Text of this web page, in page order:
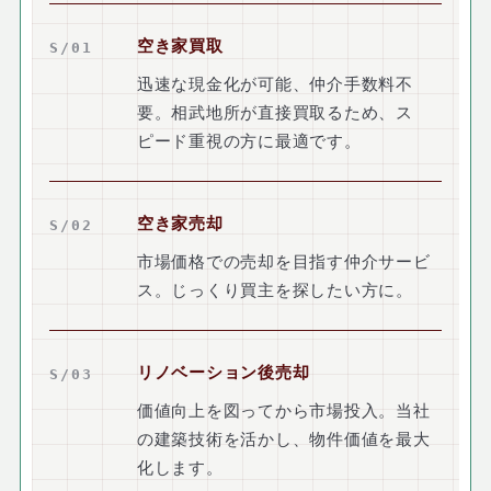
S/01 空き家買取
迅速な現金化が可能、仲介手数料不
要。相武地所が直接買取るため、ス
ピード重視の方に最適です。
S/02 空き家売却
市場価格での売却を目指す仲介サービ
ス。じっくり買主を探したい方に。
S/03 リノベーション後売却
価値向上を図ってから市場投入。当社
の建築技術を活かし、物件価値を最大
化します。